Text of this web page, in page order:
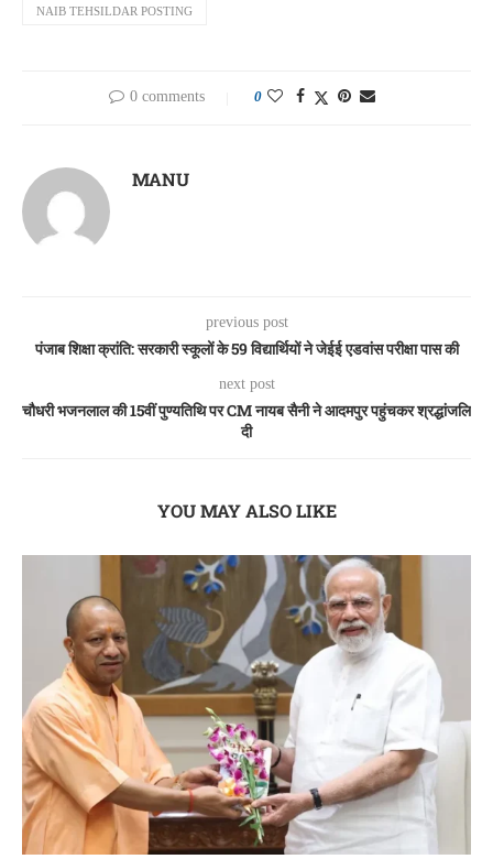
NAIB TEHSILDAR POSTING
0 comments 0
MANU
previous post
पंजाब शिक्षा क्रांति: सरकारी स्कूलों के 59 विद्यार्थियों ने जेईई एडवांस परीक्षा पास की
next post
चौधरी भजनलाल की 15वीं पुण्यतिथि पर CM नायब सैनी ने आदमपुर पहुंचकर श्रद्धांजलि
दी
YOU MAY ALSO LIKE